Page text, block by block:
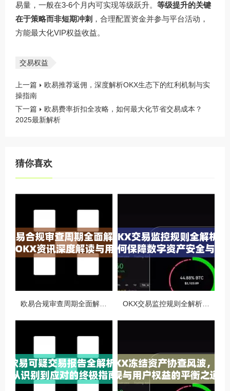
易量，一般在3-6个月内可实现等级跃升。 等级提升的关键
在于策略而非短期冲刺 ，合理配置资金并参与平台活动，
方能最大化VIP权益收益。
交易权益
上一篇
欧易推荐返佣，深度解析OKX生态下的红利机制与实
操指南
下一篇
欧易费率折扣全攻略，如何最大化节省交易成本？
2025最新解析
猜你喜欢